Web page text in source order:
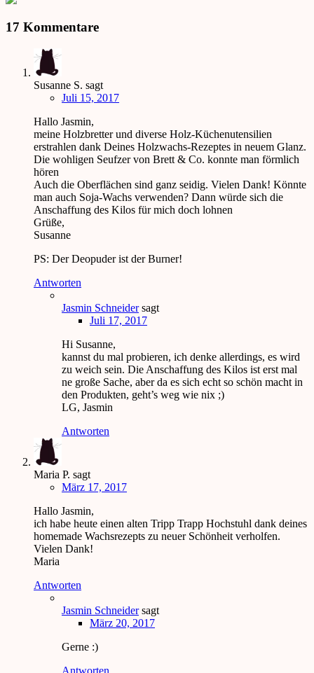
17 Kommentare
Susanne S. sagt
Juli 15, 2017
Hallo Jasmin,
meine Holzbretter und diverse Holz-Küchenutensilien
erstrahlen dank Deines Holzwachs-Rezeptes in neuem Glanz.
Die wohligen Seufzer von Brett & Co. konnte man förmlich
hören
Auch die Oberflächen sind ganz seidig. Vielen Dank! Könnte
man auch Soja-Wachs verwenden? Dann würde sich die
Anschaffung des Kilos für mich doch lohnen
Grüße,
Susanne
PS: Der Deopuder ist der Burner!
Antworten
Jasmin Schneider sagt
Juli 17, 2017
Hi Susanne,
kannst du mal probieren, ich denke allerdings, es wird
zu weich sein. Die Anschaffung des Kilos ist erst mal
ne große Sache, aber da es sich echt so schön macht in
den Produkten, geht’s weg wie nix ;)
LG, Jasmin
Antworten
Maria P. sagt
März 17, 2017
Hallo Jasmin,
ich habe heute einen alten Tripp Trapp Hochstuhl dank deines
homemade Wachsrezepts zu neuer Schönheit verholfen.
Vielen Dank!
Maria
Antworten
Jasmin Schneider sagt
März 20, 2017
Gerne :)
Antworten